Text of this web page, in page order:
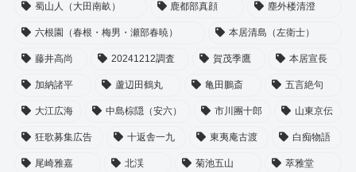
蜀山人（大田南畝） 鹿都部真顔 塵外楼清澄
六根園（春根・梅男・瀬部春暁） 本居清島（左衛士）
藤井高尚 20241212調査 賀茂季鷹 本居宣長
加納諸平 蘆辺田鶴丸 亀田鵬斎 五言絶句
大江広海 中島棕隠（安六） 市川團十郎 山東京伝
狂歌募集広告 十返舎一九 東夷庵古渡 白痴物語
尾崎雅嘉 北渓 菊池五山 萃雅堂